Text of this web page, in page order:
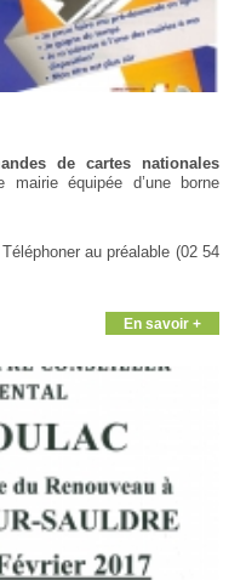
de cartes nationales
mairie équipée d’une borne
au préalable (02 54
En savoir +